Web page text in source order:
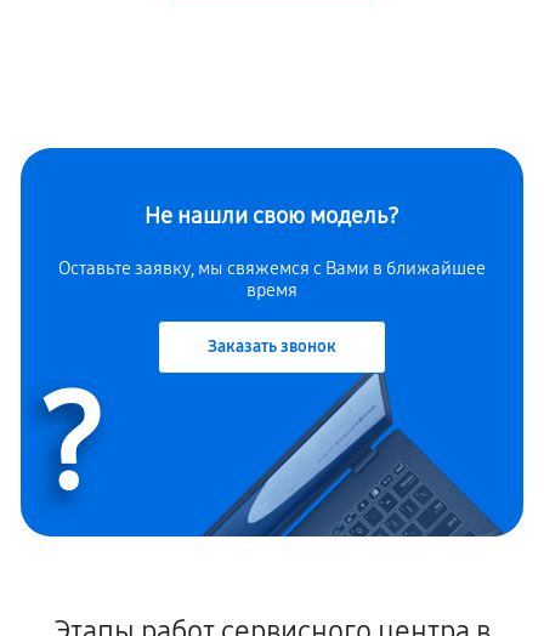
Не нашли свою модель?
Оставьте заявку, мы свяжемся с Вами в ближайшее
время
Заказать звонок
?